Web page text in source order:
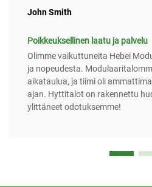
John Smith
Poikkeuksellinen laatu ja palvelu
Olimme vaikuttuneita Hebei
ja nopeudesta.
aikataulua, ja tiimi oli
ajan. Hyttitalot on rakennettu
ylittäneet odotuksemme!